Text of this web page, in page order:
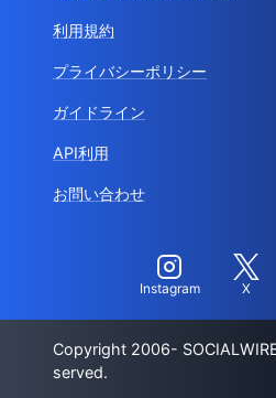
利用規約
プライバシーポリシー
ガイドライン
API利用
お問い合わせ
Instagram X
Copyright 2006-
served.